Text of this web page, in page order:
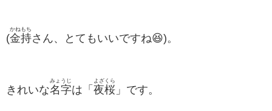
(金持
かねもち
さん、とてもいいですね😆)。
きれいな名字
みょうじ
は「 夜桜
よざくら
」です。